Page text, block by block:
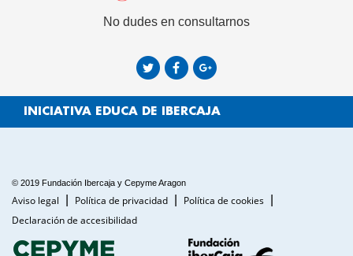
No dudes en consultarnos
INICIATIVA EDUCA DE IBERCAJA
© 2019 Fundación Ibercaja y Cepyme Aragon
Aviso legal Política de privacidad
Política de cookies
Declaración de accesibilidad